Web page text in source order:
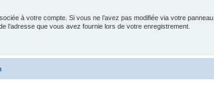
à votre compte. Si vous ne l’avez pas modifiée via votre panneau
de l’adresse que vous avez fournie lors de votre enregistrement.